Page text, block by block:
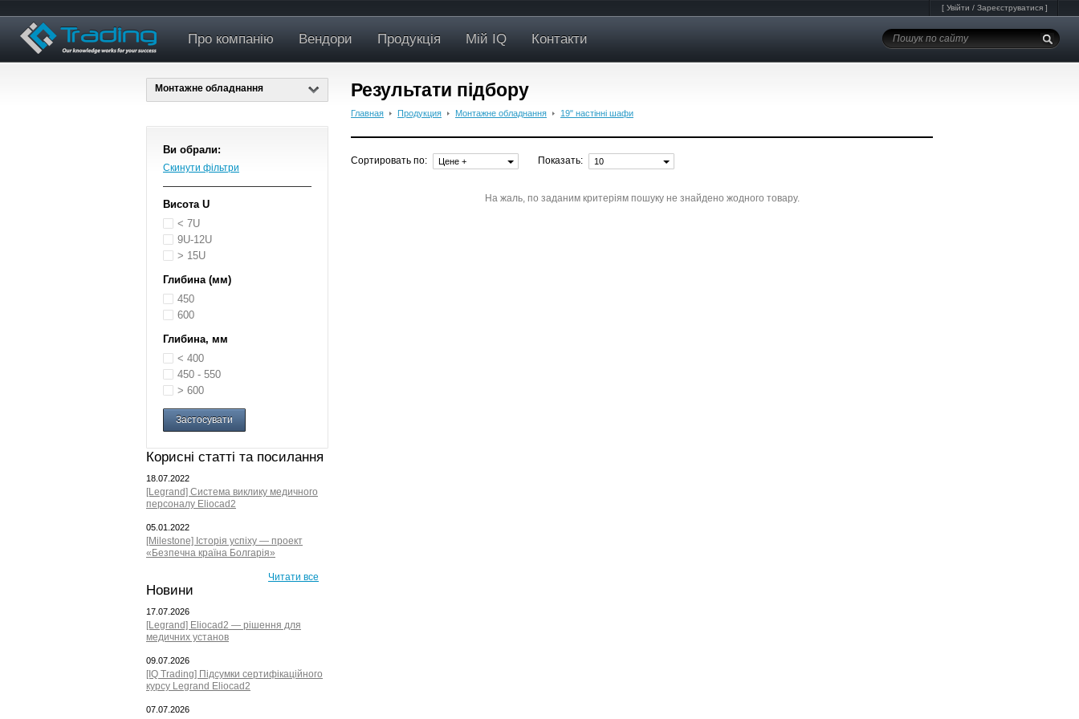
[ Увійти / Зареєструватися ]
Про компанію Вендори Продукція Мій IQ Контакти
Монтажне обладнання
Ви обрали:
Скинути фільтри
Висота U
< 7U
9U-12U
> 15U
Глибина (мм)
450
600
Глибина, мм
< 400
450 - 550
> 600
Застосувати
Корисні статті та посилання
18.07.2022
[Legrand] Система виклику медичного
персоналу Eliocad2
05.01.2022
[Milestone] Історія успіху — проект
«Безпечна країна Болгарія»
Читати все
Новини
17.07.2026
[Legrand] Eliocad2 — рішення для
медичних установ
09.07.2026
[IQ Trading] Підсумки сертифікаційного
курсу Legrand Eliocad2
07.07.2026
Результати підбору
Главная Продукция Монтажне обладнання 19" настінні шафи
Сортировать по: Цене + Показать: 10
На жаль, по заданим критеріям пошуку не знайдено жодного товару.